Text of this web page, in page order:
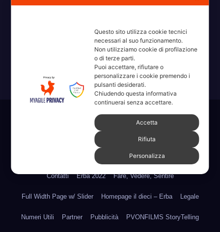
Erba, Brianza, Lario: raccontate con la serietà di chi non
ricorda la domanda.
Sviluppato con orgoglio da WordPress
Themeansar
Amministrative 2022 sdc Articoli Categorie Chi Siamo
Contatti Erba 2022 Fare, Vedere, Sentire
Full Width Page w/ Slider Homepage il dieci – Erba Legale
Numeri Utili Partner Pubblicità PVONFILMS StoryTelling
Questo sito utilizza cookie tecnici
necessari al suo funzionamento.
Non utilizziamo cookie di profilazione
o di terze parti.
Puoi accettare, rifiutare o
personalizzare i cookie premendo i
pulsanti desiderati.
Chiudendo questa informativa
continuerai senza accettare.
Accetta
Rifiuta
Personalizza